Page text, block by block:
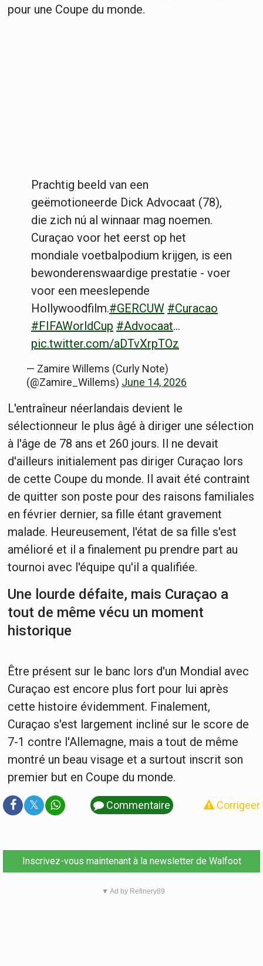
pour une Coupe du monde.
Prachtig beeld van een
geëmotioneerde Dick Advocaat (78),
die zich nú al winnaar mag noemen.
Curaçao voor het eerst op het
mondiale voetbalpodium krijgen, is een
bewonderenswaardige prestatie - voer
voor een meeslepende
Hollywoodfilm.#GERCUW #Curacao
#FIFAWorldCup #Advocaat…
pic.twitter.com/aDTvXrpTOz
— Zamire Willems (Curly Note)
(@Zamire_Willems) June 14, 2026
L'entraîneur néerlandais devient le
sélectionneur le plus âgé à diriger une sélection
à l'âge de 78 ans et 260 jours. Il ne devait
d'ailleurs initialement pas diriger Curaçao lors
de cette Coupe du monde. Il avait été contraint
de quitter son poste pour des raisons familiales
en février dernier, sa fille étant gravement
malade. Heureusement, l'état de sa fille s'est
amélioré et il a finalement pu prendre part au
tournoi avec l'équipe qu'il a qualifiée.
Une lourde défaite, mais Curaçao a
tout de même vécu un moment
historique
Être présent sur le banc lors d'un Mondial avec
Curaçao est encore plus fort pour lui après
cette histoire évidemment. Finalement,
Curaçao s'est largement incliné sur le score de
7-1 contre l'Allemagne, mais a tout de même
montré un beau visage et a surtout inscrit son
premier but en Coupe du monde.
𝕏 Commentaire Corrigeer
Inscrivez-vous maintenant à la newsletter de Walfoot
▼ Ad by Refinery89